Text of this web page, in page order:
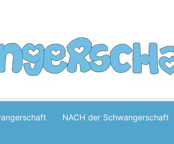
NACH der Schwangerschaft